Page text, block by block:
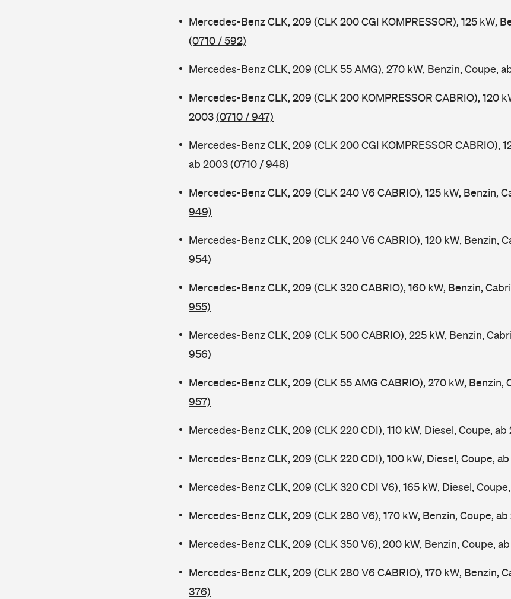
Mercedes-Benz CLK, 209 (CLK 200 CGI KOMPRESSOR), 125 kW,
(0710 / 592)
Mercedes-Benz CLK, 209 (CLK 55 AMG), 270 kW, Benzin, Coupe,
Mercedes-Benz CLK, 209 (CLK 200 KOMPRESSOR CABRIO), 120
2003(0710 / 947)
Mercedes-Benz CLK, 209 (CLK 200 CGI KOMPRESSOR CABRIO),
ab 2003(0710 / 948)
Mercedes-Benz CLK, 209 (CLK 240 V6 CABRIO), 125 kW, Benzin,
949)
Mercedes-Benz CLK, 209 (CLK 240 V6 CABRIO), 120 kW, Benzin,
954)
Mercedes-Benz CLK, 209 (CLK 320 CABRIO), 160 kW, Benzin,
955)
Mercedes-Benz CLK, 209 (CLK 500 CABRIO), 225 kW, Benzin,
956)
Mercedes-Benz CLK, 209 (CLK 55 AMG CABRIO), 270 kW, Benzin,
957)
Mercedes-Benz CLK, 209 (CLK 220 CDI), 110 kW, Diesel, Coupe, ab
Mercedes-Benz CLK, 209 (CLK 220 CDI), 100 kW, Diesel, Coupe,
Mercedes-Benz CLK, 209 (CLK 320 CDI V6), 165 kW, Diesel,
Mercedes-Benz CLK, 209 (CLK 280 V6), 170 kW, Benzin, Coupe,
Mercedes-Benz CLK, 209 (CLK 350 V6), 200 kW, Benzin, Coupe,
Mercedes-Benz CLK, 209 (CLK 280 V6 CABRIO), 170 kW, Benzin,
376)